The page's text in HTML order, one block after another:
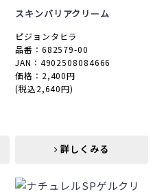
詳しくみる
スキンバリアクリーム
ピジョンタヒラ
品番：682579-00
JAN：4902508084666
価格：2,400円
(税込2,640円)
詳しくみる